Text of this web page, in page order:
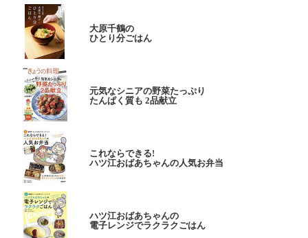
大原千鶴の
ひとり分ごはん
元気なシニアの野菜たっぷり
たんぱく質も 2品献立
これならできる!
ハツ江おばあちゃんの人気お弁当
ハツ江おばあちゃんの
電子レンジでラクラクごはん